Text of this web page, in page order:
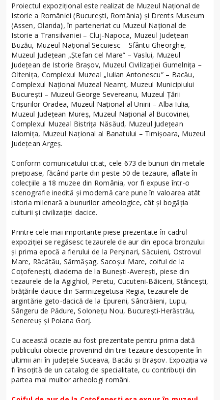
Proiectul expozițional este realizat de Muzeul Național de
Istorie a României (București, România) și Drents Museum
(Assen, Olanda), în parteneriat cu Muzeul Național de
Istorie a Transilvaniei – Cluj-Napoca, Muzeul Județean
Buzău, Muzeul Național Secuiesc – Sfântu Gheorghe,
Muzeul Județean „Ștefan cel Mare” – Vaslui, Muzeul
Județean de Istorie Brașov, Muzeul Civilizației Gumelnița –
Oltenița, Complexul Muzeal „Iulian Antonescu” – Bacău,
Complexul Național Muzeal Neamț, Muzeul Municipiului
București – Muzeul George Severeanu, Muzeul Țării
Crișurilor Oradea, Muzeul Național al Unirii – Alba Iulia,
Muzeul Județean Mureș, Muzeul Național al Bucovinei,
Complexul Muzeal Bistrița Năsăud, Muzeul Județean
Ialomița, Muzeul Național al Banatului – Timișoara, Muzeul
Județean Argeș.
Conform comunicatului citat, cele 673 de bunuri din metale
prețioase, făcând parte din peste 50 de tezaure, aflate în
colecțiile a 18 muzee din România, vor fi expuse într-o
scenografie inedită și modernă care pune în valoarea atât
istoria milenară a bunurilor arheologice, cât și bogăția
culturii și civilizației dacice.
Printre cele mai importante piese prezentate în cadrul
expoziției se regăsesc tezaurele de aur din epoca bronzului
și prima epocă a fierului de la Perșinari, Săcuieni, Ostrovul
Mare, Răcătău, Sărmășag, Sacoșul Mare, coiful de la
Coțofenești, diadema de la Bunești-Averești, piese din
tezaurele de la Agighiol, Peretu, Cucuteni-Băiceni, Stâncești,
brățările dacice din Sarmizegetusa Regia, tezaurele de
argintărie geto-dacică de la Epureni, Sâncrăieni, Lupu,
Sângeru de Pădure, Solonețu Nou, București-Herăstrău,
Senereuș și Poiana Gorj.
Cu această ocazie au fost prezentate pentru prima dată
publicului obiecte provenind din trei tezaure descoperite în
ultimii ani în județele Suceava, Bacău și Brașov. Expoziția va
fi însoțită de un catalog de specialitate, cu contribuții din
partea mai multor arheologi români.